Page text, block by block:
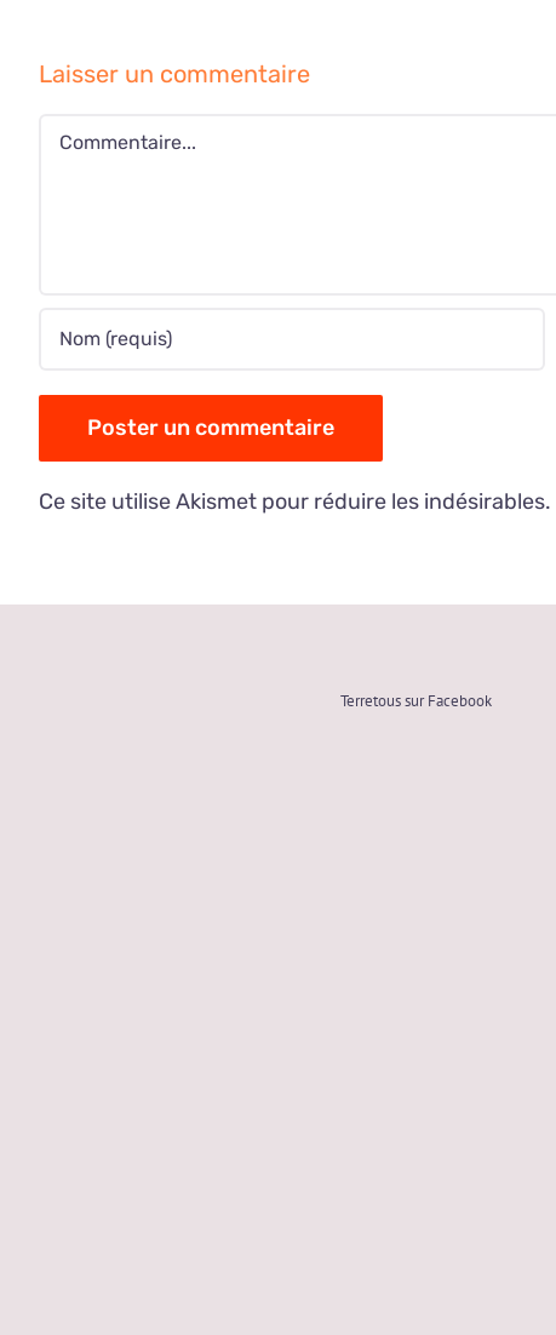
Laisser un commentaire
Commentaire
Ce site utilise Akismet pour réduire les indésirables.
Terretous sur Facebook